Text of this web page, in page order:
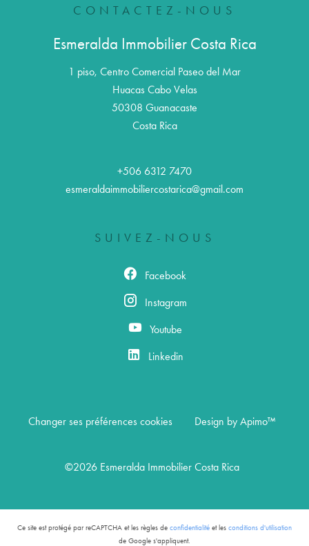
CONTACTEZ-NOUS
Esmeralda Immobilier Costa Rica
1 piso, Centro Comercial Paseo del Mar
Huacas Cabo Velas
50308 Guanacaste
Costa Rica
+506 6312 7470
esmeraldaimmobiliercostarica@gmail.com
SUIVEZ-NOUS
Facebook
Instagram
Youtube
Linkedin
Changer ses préférences cookies Design by Apimo™
©2026 Esmeralda Immobilier Costa Rica
Ce site est protégé par reCAPTCHA et les règles de confidentialité et les conditions d'utilisation
de Google s'appliquent.